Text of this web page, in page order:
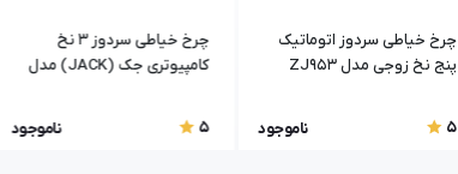
چرخ خیاطی سردوز اتوماتیک
پنج نخ زوجی مدل ZJ953
5 ناموجود
چرخ خیاطی سردوز 3 نخ
کامپیوتری جک (JACK) مدل
5
ناموجود